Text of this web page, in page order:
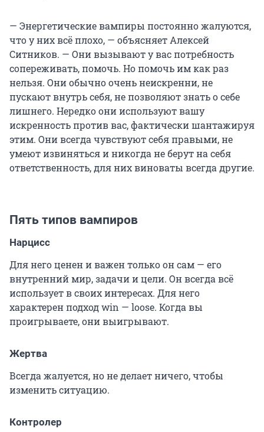
— Энергетические вампиры постоянно жалуются,
что у них всё плохо, — объясняет Алексей
Ситников. — Они вызывают у вас потребность
сопереживать, помочь. Но помочь им как раз
нельзя. Они обычно очень неискренни, не
пускают внутрь себя, не позволяют знать о себе
лишнего. Нередко они используют вашу
искренность против вас, фактически шантажируя
этим. Они всегда чувствуют себя правыми, не
умеют извиняться и никогда не берут на себя
ответственность, для них виноваты всегда другие.
Пять типов вампиров
Нарцисс
Для него ценен и важен только он сам — его
внутренний мир, задачи и цели. Он всегда всё
использует в своих интересах. Для него
характерен подход win — loose. Когда вы
проигрываете, они выигрывают.
Жертва
Всегда жалуется, но не делает ничего, чтобы
изменить ситуацию.
Контролер